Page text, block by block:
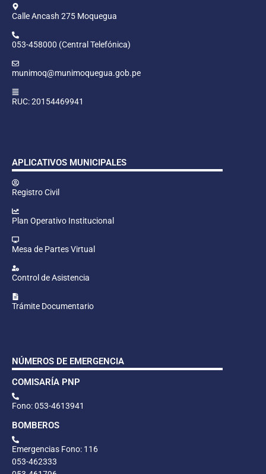
Calle Ancash 275 Moquegua
053-458000 (Central Telefónica)
munimoq@munimoquegua.gob.pe
RUC: 20154469941
APLICATIVOS MUNICIPALES
Registro Civil
Plan Operativo Institucional
Mesa de Partes Virtual
Control de Asistencia
Trámite Documentario
NÚMEROS DE EMERGENCIA
COMISARÍA PNP
Fono: 053-4613941
BOMBEROS
Emergencias Fono: 116
053-462333